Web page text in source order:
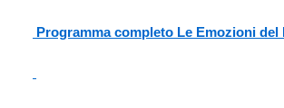
Programma completo Le Emozioni del